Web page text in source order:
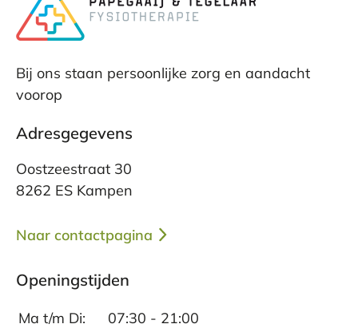
Bij ons staan persoonlijke zorg en aandacht
voorop
Adresgegevens
Oostzeestraat 30
8262 ES Kampen
Naar contactpagina
Openingstijden
Ma t/m Di:
07:30 - 21:00